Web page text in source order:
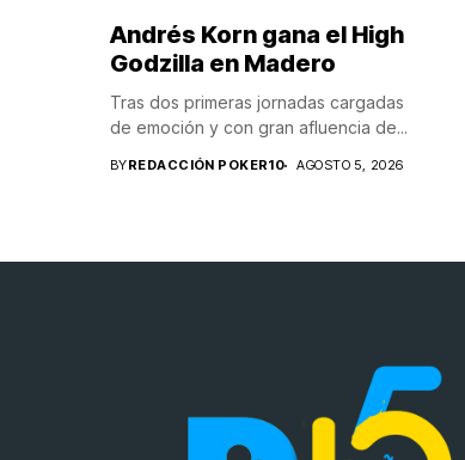
Andrés Korn gana el High
Godzilla en Madero
Tras dos primeras jornadas cargadas
de emoción y con gran afluencia de...
BYREDACCIÓN POKER10 AGOSTO 5, 2026